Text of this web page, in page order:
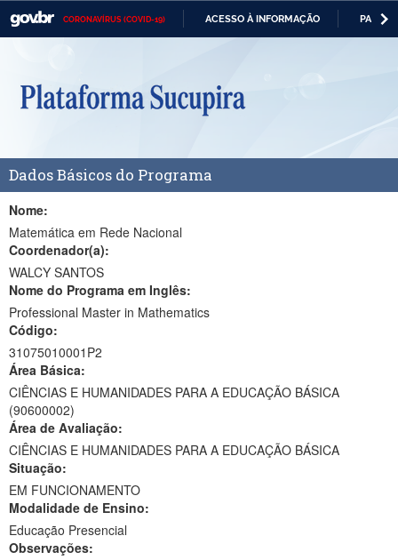
CORONAVÍRUS (COVID-19) ACESSO À INFORMAÇÃO
Casa Civil
Ministério da Defesa
Ministério da Economia
Ministério da Infraestrutura
Ministério da Educação
Ministério da Cidadania
Ministério da Saúde
Ministério de Minas e Energia
Ministério da Ciência, Tecnologia, Inovações e Comunicações
Ministério do Meio Ambiente
Ministério do Turismo
Ministério do Desenvolvimento Regional
Dados Básicos do Programa
Nome:
Matemática em Rede Nacional
Coordenador(a):
WALCY SANTOS
Nome do Programa em Inglês:
Professional Master in Mathematics
Código:
31075010001P2
Área Básica:
CIÊNCIAS E HUMANIDADES PARA A EDUCAÇÃO BÁSICA
(90600002)
Área de Avaliação:
CIÊNCIAS E HUMANIDADES PARA A EDUCAÇÃO BÁSICA
Situação:
EM FUNCIONAMENTO
Modalidade de Ensino:
Educação Presencial
Observações: